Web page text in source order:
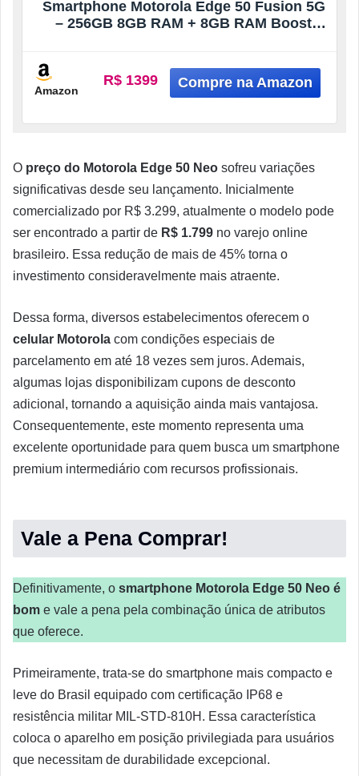
Smartphone Motorola Edge 50 Fusion 5G
– 256GB 8GB RAM + 8GB RAM Boost
Amazon
R$ 1399
O preço do Motorola Edge 50 Neo sofreu variações
significativas desde seu lançamento. Inicialmente
comercializado por R$ 3.299, atualmente o modelo pode
ser encontrado a partir de R$ 1.799 no varejo online
brasileiro. Essa redução de mais de 45% torna o
investimento consideravelmente mais atraente.
Dessa forma, diversos estabelecimentos oferecem o
celular Motorola com condições especiais de
parcelamento em até 18 vezes sem juros. Ademais,
algumas lojas disponibilizam cupons de desconto
adicional, tornando a aquisição ainda mais vantajosa.
Consequentemente, este momento representa uma
excelente oportunidade para quem busca um smartphone
premium intermediário com recursos profissionais.
Vale a Pena Comprar!
Definitivamente, o smartphone Motorola Edge 50 Neo é
bom e vale a pena pela combinação única de atributos
que oferece.
Primeiramente, trata-se do smartphone mais compacto e
leve do Brasil equipado com certificação IP68 e
resistência militar MIL-STD-810H. Essa característica
coloca o aparelho em posição privilegiada para usuários
que necessitam de durabilidade excepcional.